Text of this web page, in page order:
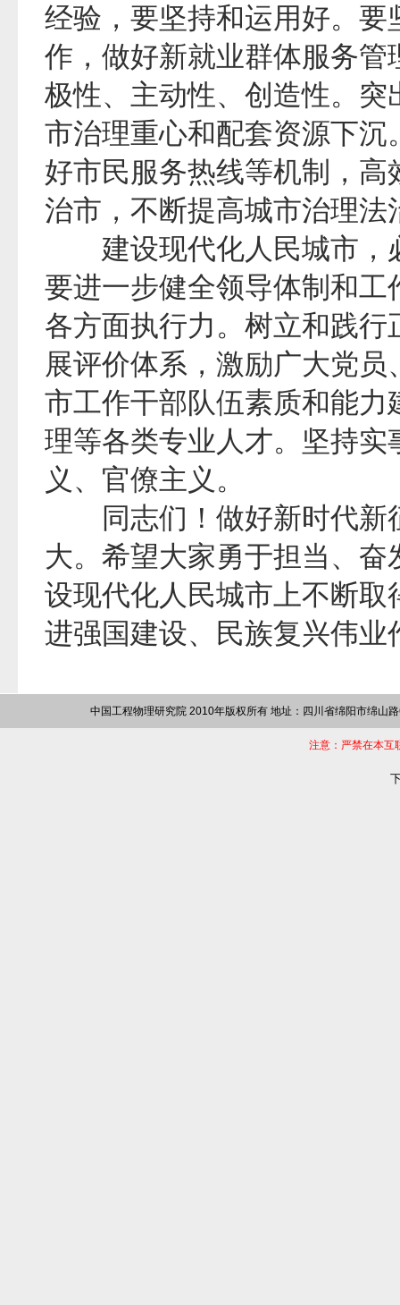
经验，要坚持和运用好。
作，做好新就业群体服务
极性、主动性、创造性。
市治理重心和配套资源下沉
好市民服务热线等机制，
治市，不断提高城市治理法
建设现代化人民城市，
要进一步健全领导体制和
各方面执行力。树立和践
展评价体系，激励广大党
市工作干部队伍素质和能
理等各类专业人才。坚持
义、官僚主义。
同志们！做好新时代新
大。希望大家勇于担当、
设现代化人民城市上不断
进强国建设、民族复兴伟业
中国工程物理研究院 2010年版权所有 地址：四川省绵阳市绵山
注意：严禁在本互